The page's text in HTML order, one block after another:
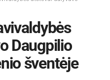
Daugpilio
šventėje